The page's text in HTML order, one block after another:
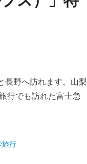
長野へ訪れます。山梨
行でも訪れた富士急
旅行